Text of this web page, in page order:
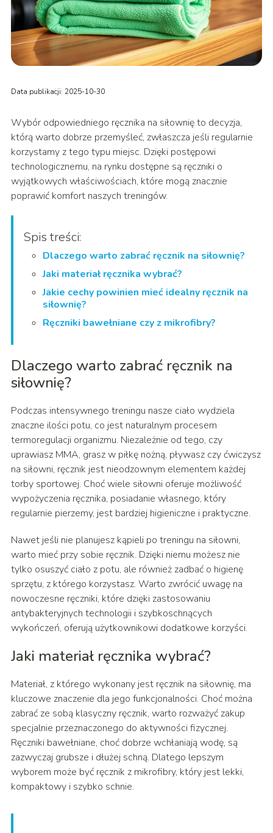
Data publikacji: 2025-10-30
Wybór odpowiedniego ręcznika na siłownię to decyzja,
którą warto dobrze przemyśleć, zwłaszcza jeśli regularnie
korzystamy z tego typu miejsc. Dzięki postępowi
technologicznemu, na rynku dostępne są ręczniki o
wyjątkowych właściwościach, które mogą znacznie
poprawić komfort naszych treningów.
Spis treści:
Dlaczego warto zabrać ręcznik na siłownię?
Jaki materiał ręcznika wybrać?
Jakie cechy powinien mieć idealny ręcznik na
siłownię?
Ręczniki bawełniane czy z mikrofibry?
Dlaczego warto zabrać ręcznik na
siłownię?
Podczas intensywnego treningu nasze ciało wydziela
znaczne ilości potu, co jest naturalnym procesem
termoregulacji organizmu. Niezależnie od tego, czy
uprawiasz MMA, grasz w piłkę nożną, pływasz czy ćwiczysz
na siłowni, ręcznik jest nieodzownym elementem każdej
torby sportowej. Choć wiele siłowni oferuje możliwość
wypożyczenia ręcznika, posiadanie własnego, który
regularnie pierzemy, jest bardziej higieniczne i praktyczne.
Nawet jeśli nie planujesz kąpieli po treningu na siłowni,
warto mieć przy sobie ręcznik. Dzięki niemu możesz nie
tylko osuszyć ciało z potu, ale również zadbać o higienę
sprzętu, z którego korzystasz. Warto zwrócić uwagę na
nowoczesne ręczniki, które dzięki zastosowaniu
antybakteryjnych technologii i szybkoschnących
wykończeń, oferują użytkownikowi dodatkowe korzyści.
Jaki materiał ręcznika wybrać?
Materiał, z którego wykonany jest ręcznik na siłownię, ma
kluczowe znaczenie dla jego funkcjonalności. Choć można
zabrać ze sobą klasyczny ręcznik, warto rozważyć zakup
specjalnie przeznaczonego do aktywności fizycznej.
Ręczniki bawełniane, choć dobrze wchłaniają wodę, są
zazwyczaj grubsze i dłużej schną. Dlatego lepszym
wyborem może być ręcznik z mikrofibry, który jest lekki,
kompaktowy i szybko schnie.